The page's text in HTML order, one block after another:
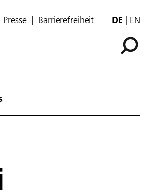
Presse Barrierefreiheit DE EN